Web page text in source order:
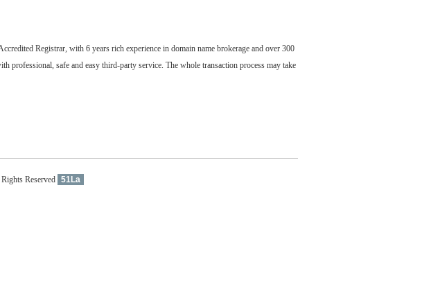
Registrar, with 6 years rich experience in domain name brokerage and over 300
professional, safe and easy third-party service. The whole transaction process may take
Reserved 51La